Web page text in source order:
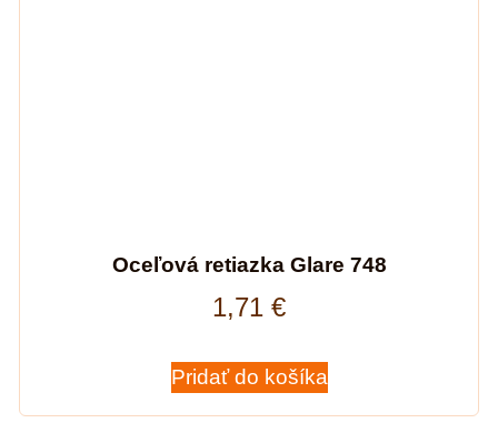
Oceľová retiazka Glare 748
1,71 €
Pridať do košíka